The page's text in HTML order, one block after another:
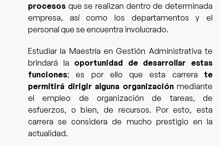
procesos que se realizan dentro de determinada
empresa, así como los departamentos y el
personal que se encuentra involucrado.
Estudiar la Maestría en Gestión Administrativa te
brindará la oportunidad de desarrollar estas
funciones; es por ello que esta carrera te
permitirá dirigir alguna organización mediante
el empleo de organización de tareas, de
esfuerzos, o bien, de recursos. Por esto, esta
carrera se considera de mucho prestigio en la
actualidad.